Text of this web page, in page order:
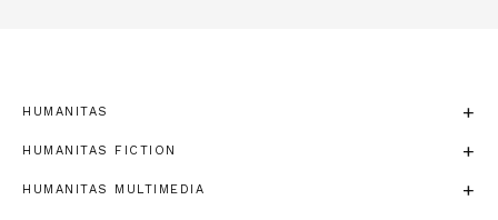
HUMANITAS
HUMANITAS FICTION
HUMANITAS MULTIMEDIA